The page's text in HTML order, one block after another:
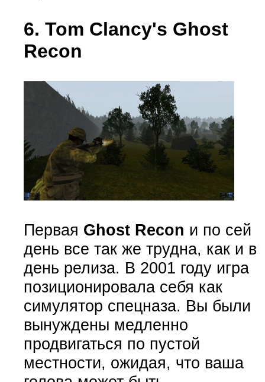
6. Tom Clancy's Ghost
Recon
Первая Ghost Recon и по сей
день все так же трудна, как и в
день релиза. В 2001 году игра
позиционировала себя как
симулятор спецназа. Вы были
вынуждены медленно
продвигаться по пустой
местности, ожидая, что ваша